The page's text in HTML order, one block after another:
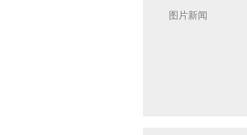
图片新闻